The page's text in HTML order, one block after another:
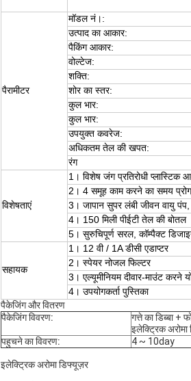
पैरामीटर
मॉडल नं।:
उत्पाद का आकार:
पैकिंग आकार:
वोल्टेज:
शक्ति:
शोर का स्तर:
कुल भार:
कुल भार:
उपयुक्त कवरेज:
अधिकतम तेल की खपत:
रंग
विशेषताएं
1 । विशेष जंग प्रतिरोधी
2 । 4 समूह काम करने का समय
3 । जापान सुपर लंबी जीवन वायु
4 । 150 मिली पीईटीतेल की बोतल
5 । सुरुचिपूर्ण सरल, कॉम्पैक्ट
सहायक
1 । 12 वी / 1A डीसी एडाप्टर
2 । स्पेयर नोजल फिल्टर
3 । एल्यूमीनियम दीवार-माउंट करने
4 । उपयोगकर्ता पुस्तिका
पैकेजिंग और वितरण
पैकेजिंग विवरण:
गत्ते का डिब्बा
इलेक्ट्रिक
पहुचने का विवरण:
4 ~ 10day
इलेक्ट्रिक अरोमा डिफ्यूज़र